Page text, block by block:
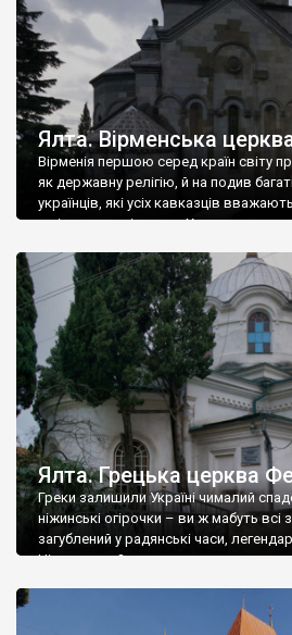
Ялта. Вірменська
Вірменія першою серед країн світу
як державну релігію, й на подив
українців, які усіх кавказців
є відданими вірянами Христа
Ялта. Грецька церква
Греки залишили Україні чималий
ніжинські огірочки – ви ж мабуть всі
загублений у радянські часи,
Ніжин греки?